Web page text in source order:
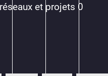
et projets 0